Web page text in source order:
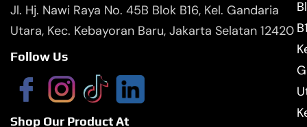
Jl. Hj. Nawi Raya No. 45B Blok B16, Kel. Gandaria
Utara, Kec. Kebayoran Baru, Jakarta Selatan 12420
Follow Us
Shop Our Product At